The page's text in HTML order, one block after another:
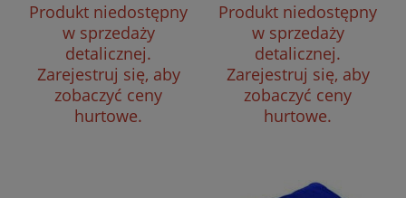
Produkt niedostępny
w sprzedaży
detalicznej.
Zarejestruj się, aby
zobaczyć ceny
hurtowe.
Produkt niedostępny
w sprzedaży
detalicznej.
Zarejestruj się, aby
zobaczyć ceny
hurtowe.